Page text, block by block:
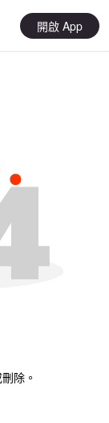
開啟 App
除。